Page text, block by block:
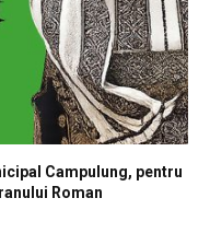
Campulung, pentru
Roman